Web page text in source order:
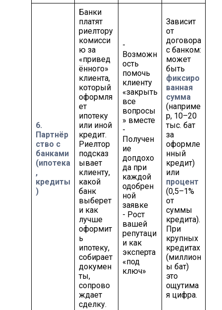
6.
Партнёр
ство с
банками
(ипотека
,
кредиты
)
Банки
платят
риелтору
комисси
ю за
«привед
ённого»
клиента,
который
оформля
ет
ипотеку
или иной
кредит.
Риелтор
подсказ
ывает
клиенту,
какой
банк
выберет
и как
лучше
оформит
ь
ипотеку,
собирает
докумен
ты,
сопрово
ждает
сделку.
-
Возможн
ость
помочь
клиенту
«закрыть
все
вопросы
» вместе
-
Получен
ие
допдохо
да при
каждой
одобрен
ной
заявке
- Рост
вашей
репутаци
и как
эксперта
«под
ключ»
Зависит
от
договора
с банком:
может
быть
фиксиро
ванная
сумма
(наприме
р, 10–20
тыс. бат
за
оформле
нный
кредит)
или
процент
(0,5–1%
от
суммы
кредита).
При
крупных
кредитах
(миллион
ы бат)
это
ощутима
я цифра.